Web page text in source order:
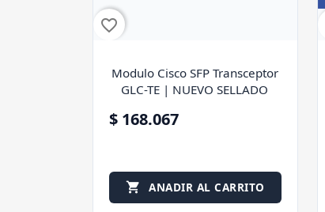
favorite_border
Modulo Cisco SFP Transceptor
GLC-TE | NUEVO SELLADO
$ 168.067
 ANADIR AL CARRITO